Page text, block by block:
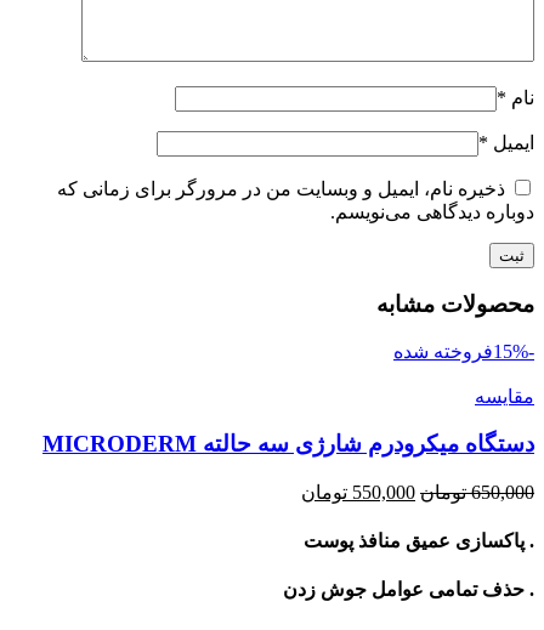
نام *
ایمیل *
ذخیره نام، ایمیل و وبسایت من در مرورگر برای زمانی که
دوباره دیدگاهی می‌نویسم.
محصولات مشابه
-15% فروخته شده
مقايسه
دستگاه میکرودرم شارژی سه حالته MICRODERM
650,000 تومان Original
was:
650,000 تومان.
550,000 تومان
. پاکسازی عمیق منافذ پوست
. حذف تمامی عوامل جوش زدن